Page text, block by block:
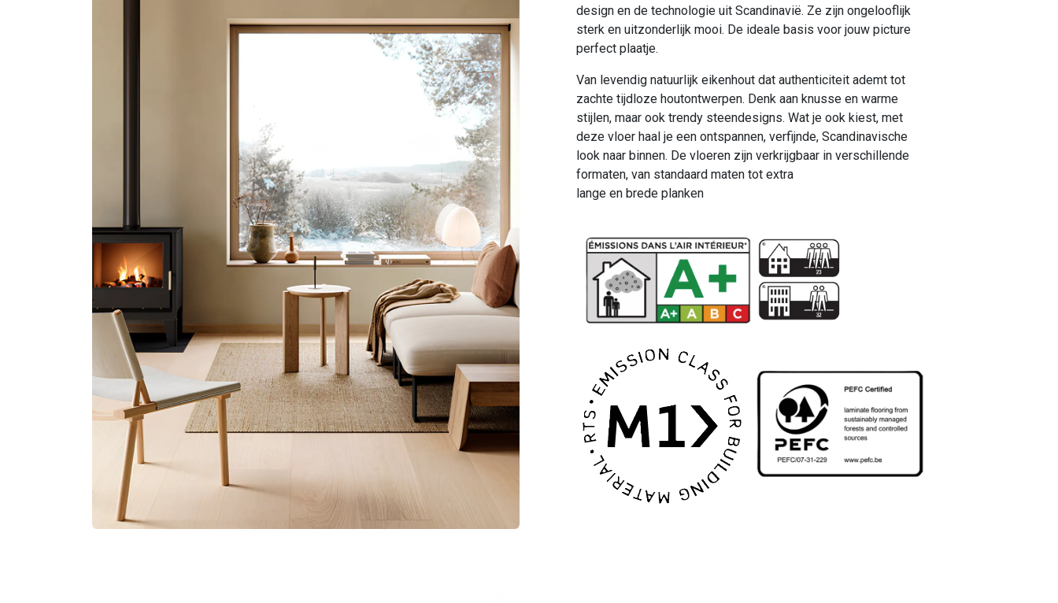
design en de technologie uit Scandinavië. Ze zijn ongelooflijk
sterk en uitzonderlijk mooi. De ideale basis voor jouw picture
perfect plaatje.
Van levendig natuurlijk eikenhout dat authenticiteit ademt tot
zachte tijdloze houtontwerpen. Denk aan knusse en warme
stijlen, maar ook trendy steendesigns. Wat je ook kiest, met
deze vloer haal je een ontspannen, verfijnde, Scandinavische
look naar binnen. De vloeren zijn verkrijgbaar in verschillende
formaten, van standaard maten tot extra
lange en brede planken